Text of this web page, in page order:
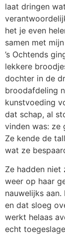
laat dringen
het je even
samen met
’s Ochtends
lekkere
dochter in de
broodafdeling
kunstvoeding
dat schap, al
vinden was: ze
Ze kende de
wat ze
Ze hadden niet
weer op haar
nauwelijks
en dat sloeg
werkt helaas
echt